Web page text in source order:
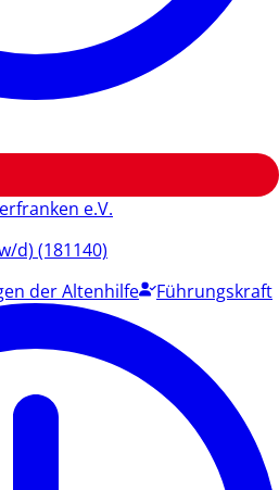
e.V.
d) (181140)
der Altenhilfe Führungskraft